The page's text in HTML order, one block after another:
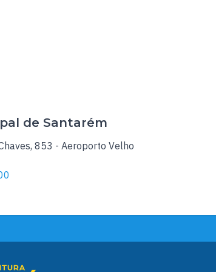
de Santarém
853 - Aeroporto Velho